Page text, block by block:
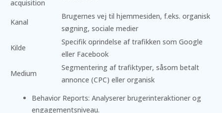
acquisition
Kanal
Brugernes vej til hjemmesiden, f.eks. organisk
søgning, sociale medier
Kilde
Specifik oprindelse af trafikken som Google
eller Facebook
Medium
Segmentering af trafiktyper, såsom betalt
annonce (CPC) eller organisk
Behavior Reports: Analyserer brugerinteraktioner og
engagementsniveau.